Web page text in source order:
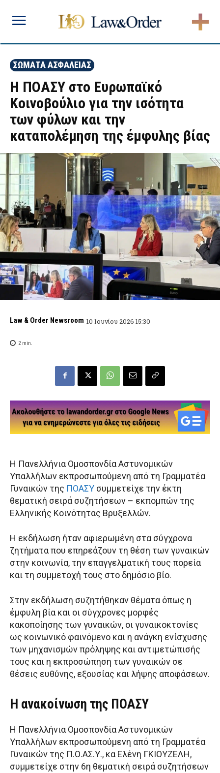
ΣΩΜΑΤΑ ΑΣΦΑΛΕΙΑΣ
Η ΠΟΑΣΥ στο Ευρωπαϊκό
Κοινοβούλιο για την ισότητα
των φύλων και την
καταπολέμηση της έμφυλης βίας
Law & Order Newsroom 10 Ιουνίου 2026 15:30
2min.
Η Πανελλήνια Ομοσπονδία Αστυνομικών
Υπαλλήλων εκπροσωπούμενη από τη Γραμματέα
Γυναικών της ΠΟΑΣΥ συμμετείχε την έκτη
θεματική σειρά συζητήσεων – εκπομπών της
Ελληνικής Κοινότητας Βρυξελλών.
Η εκδήλωση ήταν αφιερωμένη στα σύγχρονα
ζητήματα που επηρεάζουν τη θέση των γυναικών
στην κοινωνία, την επαγγελματική τους πορεία
και τη συμμετοχή τους στο δημόσιο βίο.
Στην εκδήλωση συζητήθηκαν θέματα όπως η
έμφυλη βία και οι σύγχρονες μορφές
κακοποίησης των γυναικών, οι γυναικοκτονίες
ως κοινωνικό φαινόμενο και η ανάγκη ενίσχυσης
των μηχανισμών πρόληψης και αντιμετώπισής
τους και η εκπροσώπηση των γυναικών σε
θέσεις ευθύνης, εξουσίας και λήψης αποφάσεων.
Η ανακοίνωση της ΠΟΑΣΥ
Η Πανελλήνια Ομοσπονδία Αστυνομικών
Υπαλλήλων εκπροσωπούμενη από τη Γραμματέα
Γυναικών της Π.Ο.ΑΣ.Υ., κα Ελένη ΓΚΙΟΥΖΕΛΗ,
συμμετείχε στην 6η θεματική σειρά συζητήσεων